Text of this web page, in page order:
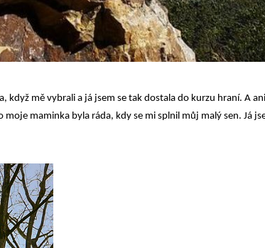
když mě vybrali a já jsem se tak dostala do kurzu hraní. A
maminka byla ráda, kdy se mi splnil můj malý sen. Já